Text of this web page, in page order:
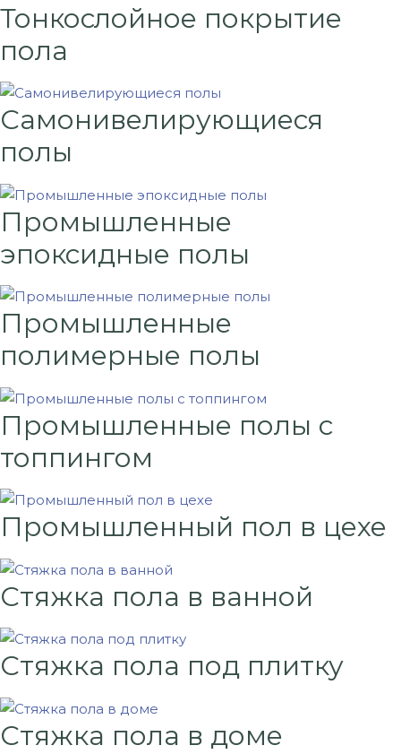
Тонкослойное покрытие
пола
Самонивелирующиеся
полы
Промышленные
эпоксидные полы
Промышленные
полимерные полы
Промышленные полы с
топпингом
Промышленный пол в цехе
Стяжка пола в ванной
Стяжка пола под плитку
Стяжка пола в доме